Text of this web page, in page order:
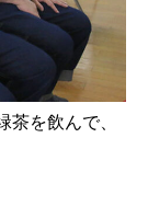
を飲んで、